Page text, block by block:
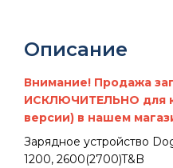
Описание
Внимание! Продажа
ИСКЛЮЧИТЕЛЬНО для
версии) в нашем
Зарядное устройство
1200, 2600(2700)T&B